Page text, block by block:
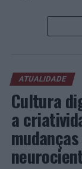
Paço de
Coação por
ATUALIDADE
Cultura
a